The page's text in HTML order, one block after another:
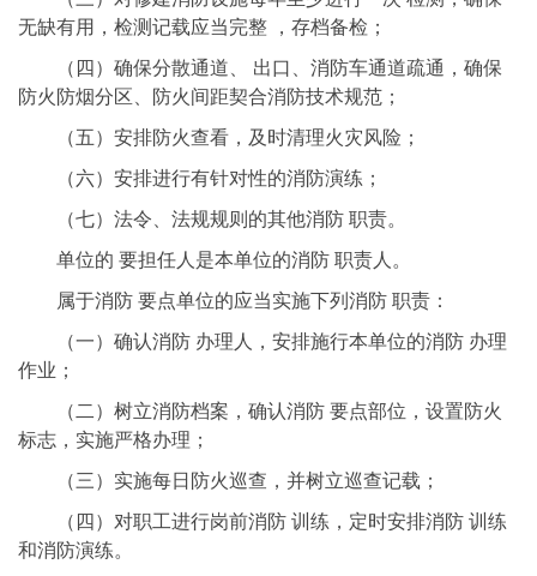
无缺有用，检测记载应当完整 ，存档备检；
（四）确保分散通道、 出口、消防车通道疏通，确保
防火防烟分区、防火间距契合消防技术规范；
（五）安排防火查看，及时清理火灾风险；
（六）安排进行有针对性的消防演练；
（七）法令、法规规则的其他消防 职责。
单位的 要担任人是本单位的消防 职责人。
属于消防 要点单位的应当实施下列消防 职责：
（一）确认消防 办理人，安排施行本单位的消防 办理
作业；
（二）树立消防档案，确认消防 要点部位，设置防火
标志，实施严格办理；
（三）实施每日防火巡查，并树立巡查记载；
（四）对职工进行岗前消防 训练，定时安排消防 训练
和消防演练。